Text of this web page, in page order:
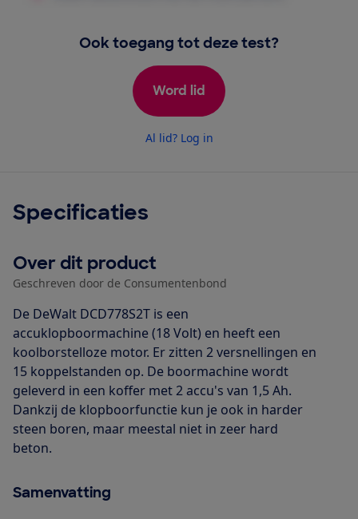
Ook toegang tot deze test?
Word lid
Al lid? Log in
Specificaties
Over dit product
Geschreven door de Consumentenbond
De DeWalt DCD778S2T is een
accuklopboormachine (18 Volt) en heeft een
koolborstelloze motor. Er zitten 2 versnellingen en
15 koppelstanden op. De boormachine wordt
geleverd in een koffer met 2 accu's van 1,5 Ah.
Dankzij de klopboorfunctie kun je ook in harder
steen boren, maar meestal niet in zeer hard
beton.
Samenvatting